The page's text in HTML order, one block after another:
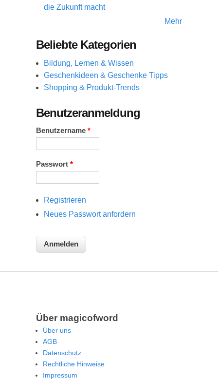
die Zukunft macht
Mehr
Beliebte Kategorien
Bildung, Lernen & Wissen
Geschenkideen & Geschenke Tipps
Shopping & Produkt-Trends
Benutzeranmeldung
Benutzername *
Passwort *
Registrieren
Neues Passwort anfordern
Über magicofword
Über uns
AGB
Datenschutz
Rechtliche Hinweise
Impressum